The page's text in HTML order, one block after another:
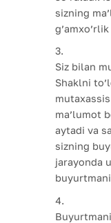
sizning
Siz bilan
Shaklni
ma’lumot
aytadi va
sizning
jarayonda